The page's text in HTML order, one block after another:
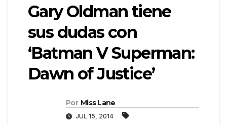
Gary Oldman tiene
sus dudas con
‘Batman V Superman:
Dawn of Justice’
Por Miss Lane
JUL 15, 2014